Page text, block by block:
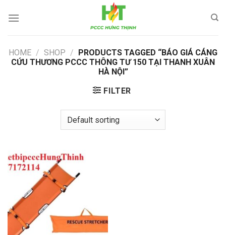
HOME / SHOP / PRODUCTS TAGGED “BÁO GIÁ CÁNG
CỨU THƯƠNG PCCC THÔNG TƯ 150 TẠI THANH XUÂN
HÀ NỘI”
FILTER